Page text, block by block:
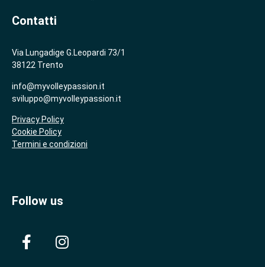
Contatti
Via Lungadige G.Leopardi 73/1
38122 Trento
info@myvolleypassion.it
sviluppo@myvolleypassion.it
Privacy Policy
Cookie Policy
Termini e condizioni
Follow us